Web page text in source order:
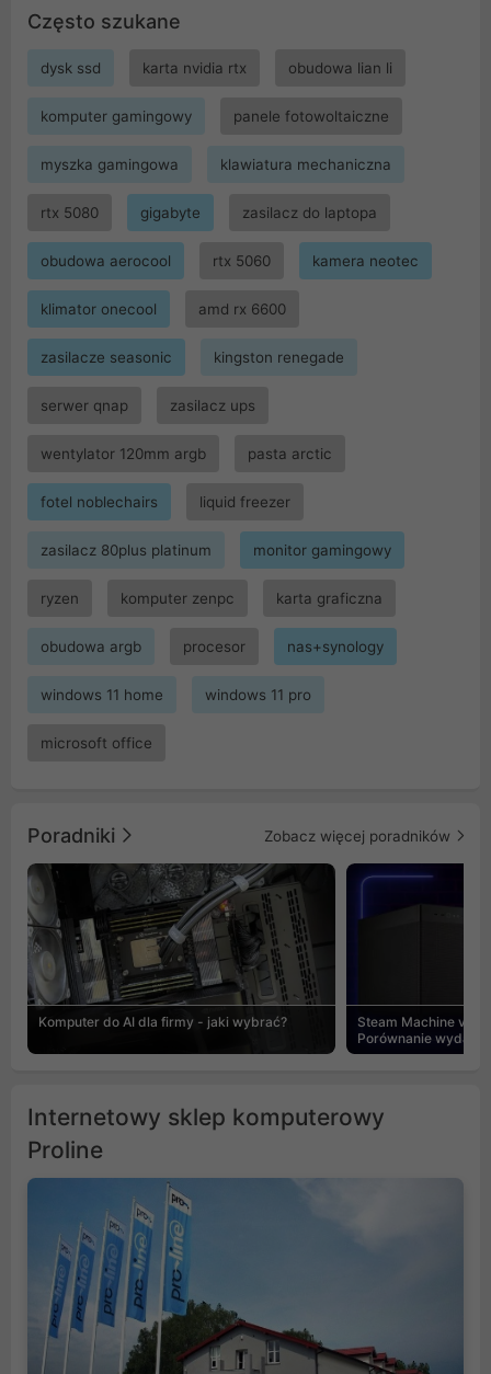
Często szukane
dysk ssd karta nvidia rtx obudowa lian li
komputer gamingowy panele fotowoltaiczne
myszka gamingowa klawiatura mechaniczna
rtx 5080 gigabyte zasilacz do laptopa
obudowa aerocool rtx 5060 kamera neotec
klimator onecool amd rx 6600
zasilacze seasonic kingston renegade
serwer qnap zasilacz ups
wentylator 120mm argb pasta arctic
fotel noblechairs liquid freezer
zasilacz 80plus platinum monitor gamingowy
ryzen komputer zenpc karta graficzna
obudowa argb procesor nas+synology
windows 11 home windows 11 pro
microsoft office
Poradniki Zobacz więcej poradników
Komputer do AI dla firmy - jaki wybrać?
Steam Machine vs
Porównanie
Internetowy sklep komputerowy
Proline